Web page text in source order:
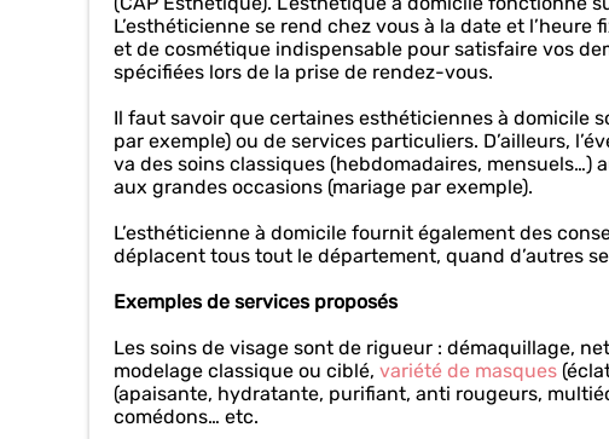
L’esthéticienne se rend chez vous à la date et
et de cosmétique indispensable pour satisfaire vos
spécifiées lors de la prise de rendez-vous.
Il faut savoir que certaines esthéticiennes à domicile
par exemple) ou de services particuliers. D’ailleurs,
va des soins classiques (hebdomadaires,
aux grandes occasions (mariage par exemple).
L’esthéticienne à domicile fournit également des
déplacent tous tout le département, quand d’autres
Exemples de services proposés
Les soins de visage sont de rigueur : démaquillage,
modelage classique ou ciblé, variété de masques
(apaisante, hydratante, purifiant, anti rougeurs,
comédons… etc.